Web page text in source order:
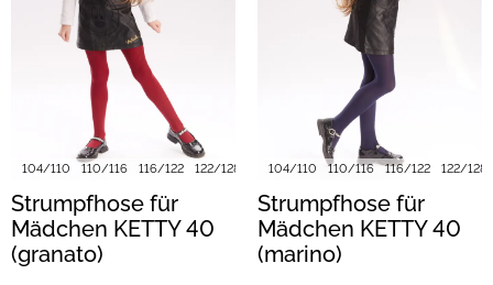
104/110 110/116 116/122 122/128 128/134 140/146 152/158
Strumpfhose für
Mädchen KETTY 40
(granato)
104/110 110/116 116/122 122/128
Strumpfhose für
Mädchen KETTY 40
(marino)